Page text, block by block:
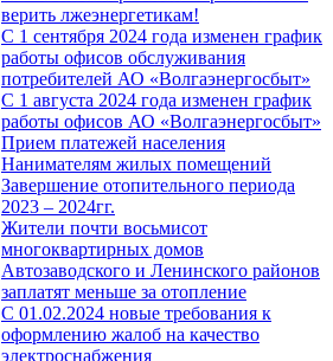
верить лжеэнергетикам!
С 1 сентября 2024 года изменен график
работы офисов обслуживания
потребителей АО «Волгаэнергосбыт»
С 1 августа 2024 года изменен график
работы офисов АО «Волгаэнергосбыт»
Прием платежей населения
Нанимателям жилых помещений
Завершение отопительного периода
2023 – 2024гг.
Жители почти восьмисот
многоквартирных домов
Автозаводского и Ленинского районов
заплатят меньше за отопление
С 01.02.2024 новые требования к
оформлению жалоб на качество
электроснабжения